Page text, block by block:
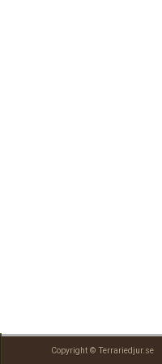
Copyright © Terrariedjur.se